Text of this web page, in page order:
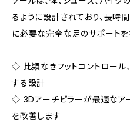
るように設計されており、長時
に必要な完全な足のサポートを
◇ 比類なきフットコントロール
する設計
◇ 3Dアーチピラーが最適なア
を改善します